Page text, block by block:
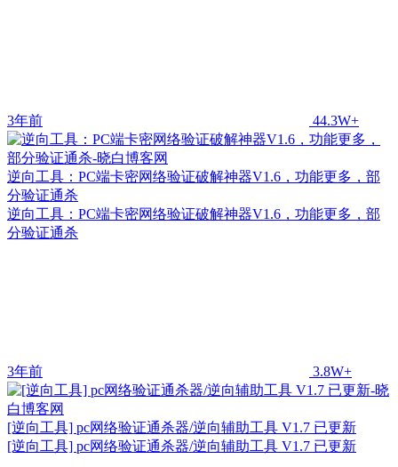
3年前 44.3W+
逆向工具：PC端卡密网络验证破解神器V1.6，功能更多，部
分验证通杀
逆向工具：PC端卡密网络验证破解神器V1.6，功能更多，部
分验证通杀
3年前 3.8W+
[逆向工具] pc网络验证通杀器/逆向辅助工具 V1.7 已更新
[逆向工具] pc网络验证通杀器/逆向辅助工具 V1.7 已更新